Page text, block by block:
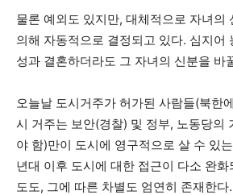
물론 예외도 있지만, 대체적으로 자녀의
의해 자동적으로 결정되고 있다. 심지어
성과 결혼하더라도 그 자녀의 신분을 바
오늘날 도시거주가 허가된 사람들(북한
시 거주는 보안(경찰) 및 정부, 노동당의
야 함)만이 도시에 영구적으로 살 수 있
년대 이후 도시에 대한 접근이 다소 완
도도, 그에 따른 차별도 엄연히 존재한다.